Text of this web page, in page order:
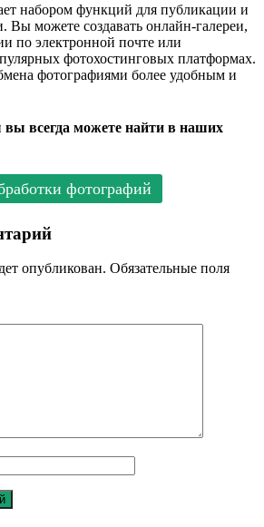
набором функций для публикации и
Вы можете создавать онлайн-галереи,
по электронной почте или
фотохостинговых платформах.
фотографиями более удобным и
всегда можете найти в наших
фотографий
опубликован. Обязательные поля